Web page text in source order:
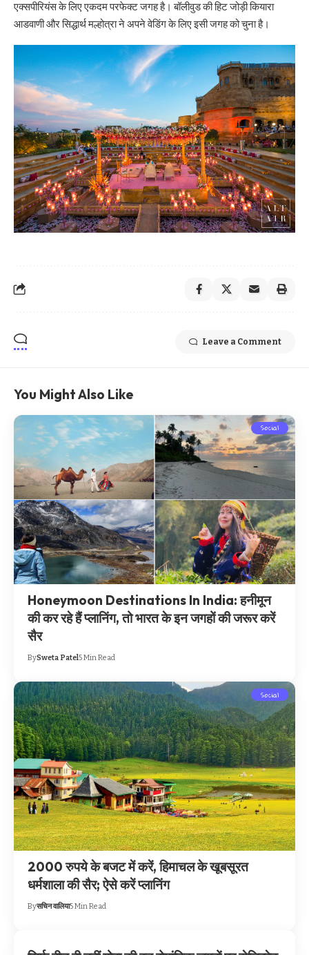
एक्सपीरियंस के लिए एकदम परफेक्ट जगह है। बॉलीवुड की हिट जोड़ी कियारा
आडवाणी और सिद्धार्थ मल्होत्रा ने अपने वेडिंग के लिए इसी जगह को चुना है।
Leave a Comment
You Might Also Like
Social
Honeymoon Destinations In India: हनीमून
की कर रहे हैं प्लानिंग, तो भारत के इन जगहों की जरूर करें
सैर
BySweta Patel5 Min Read
Social
2000 रुपये के बजट में करें, हिमाचल के खूबसूरत
धर्मशाला की सैर; ऐसे करें प्लानिंग
Byसचिन वालिया5 Min Read